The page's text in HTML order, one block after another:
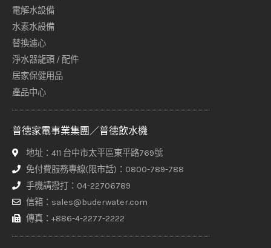
電解水設備
水素水設備
替換濾心
淨水器龍頭 / 配件
居家保健用品
產品中心
普德家電事業集團／普德飲水機
地址：411 台中市太平區東平路769號
免付費服務專線(限市話)：0800-789-788
手機請撥打：04-22706789
信箱：sales@buderwater.com
傳真：+886-4-2277-2222